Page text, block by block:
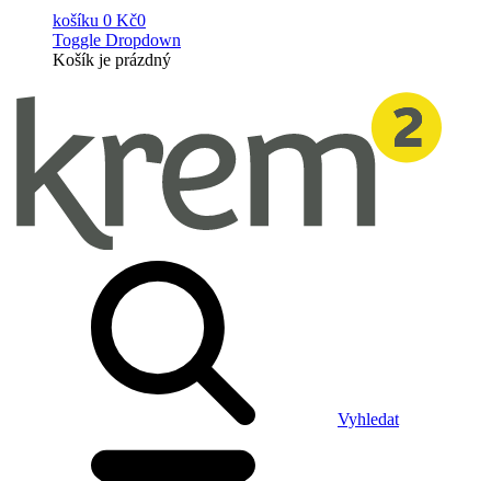
košíku 0 Kč0
Toggle Dropdown
Košík je prázdný
Vyhledat